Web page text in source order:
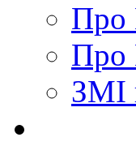
Про
Про
ЗМІ